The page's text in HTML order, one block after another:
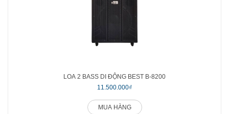
LOA 2 BASS DI ĐỘNG BEST B-8200
11.500.000₫
MUA HÀNG